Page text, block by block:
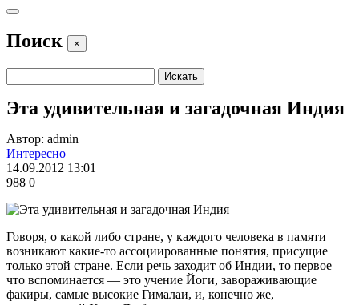
Поиск ×
Эта удивительная и загадочная Индия
Автор: admin
Интересно
14.09.2012 13:01
988 0
Говоря, о какой либо стране, у каждого человека в памяти
возникают какие-то ассоциированные понятия, присущие
только этой стране. Если речь заходит об Индии, то первое
что вспоминается — это учение Йоги, завораживающие
факиры, самые высокие Гималаи, и, конечно же,